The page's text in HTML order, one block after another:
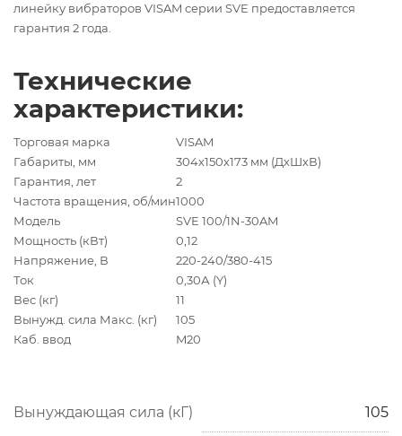
линейку вибраторов VISAM серии SVE предоставляется
гарантия 2 года.
Технические
характеристики:
Торговая марка
VISAM
Габариты, мм
304х150х173 мм (ДхШхВ)
Гарантия, лет
2
Частота вращения, об/мин1000
Модель
SVE 100/1N-30AM
Мощность (кВт)
0,12
Напряжение, В
220-240/380-415
Ток
0,30А (Y)
Вес (кг)
11
Вынужд. сила Макс. (кг)
105
Каб. ввод
M20
Вынуждающая сила (кГ) 105